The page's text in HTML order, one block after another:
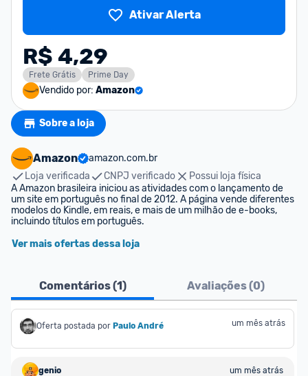
Ativar Alerta
R$ 4,29
Frete Grátis Prime Day
Vendido por: Amazon
Sobre a loja
Amazon
amazon.com.br
Loja verificada
CNPJ verificado
Possui loja física
A Amazon brasileira iniciou as atividades com o lançamento de
um site em português no final de 2012. A página vende diferentes
modelos do Kindle, em reais, e mais de um milhão de e-books,
incluindo títulos em português.
Ver mais ofertas dessa loja
Comentários (1) Avaliações (0)
Oferta postada por Paulo André um mês atrás
genio
um mês atrás